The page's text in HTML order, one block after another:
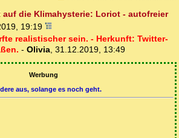
auf die Klimahysterie: Loriot - autofreier
19:19
realistischer sein. - Herkunft: Twitter-
- Olivia 31.12.2019, 13:49
Werbung
aus, solange es noch geht.